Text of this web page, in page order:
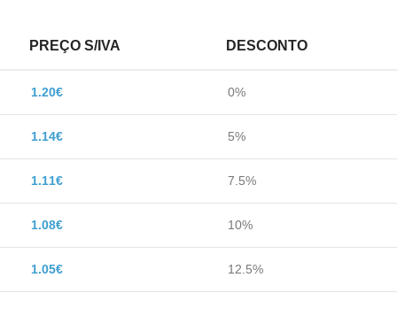
PREÇO S/IVA DESCONTO
1.20€ 0%
1.14€ 5%
1.11€ 7.5%
1.08€ 10%
1.05€ 12.5%